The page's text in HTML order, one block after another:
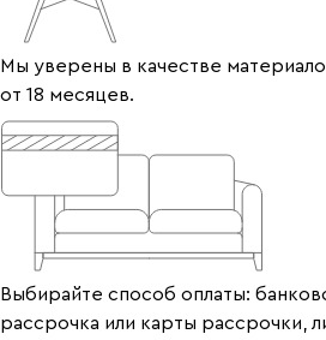
Мы уверены в качестве
от 18 месяцев.
Выбирайте способ оплаты:
рассрочка или карты рассрочки,